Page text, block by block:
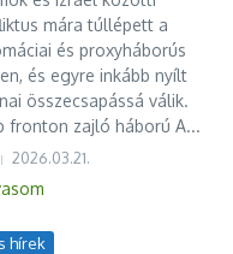
mára túllépett a
és proxyháborús
és egyre inkább nyílt
összecsapássá válik.
fronton zajló háború A...
2026.03.21.
hírek